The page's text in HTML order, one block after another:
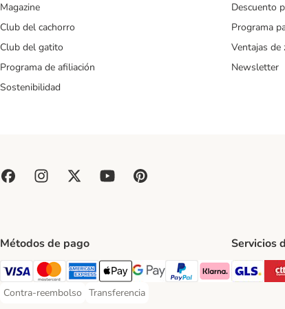
Magazine
Club del cachorro
Club del gatito
Programa de afiliación
Sostenibilidad
Descuento
Programa
Ventajas de
Newsletter
Métodos de pago
Visa Payment Method
Mastercard Payment Method
American Express Payment Method
Apple Pay Payment Method
Google Pay Payment Method
PayPal Payment Method
Klarna Payment
Contra-reembolso
Contra-reembolso Payment Method
Transferencia
Transferencia Payment Method
Servicios